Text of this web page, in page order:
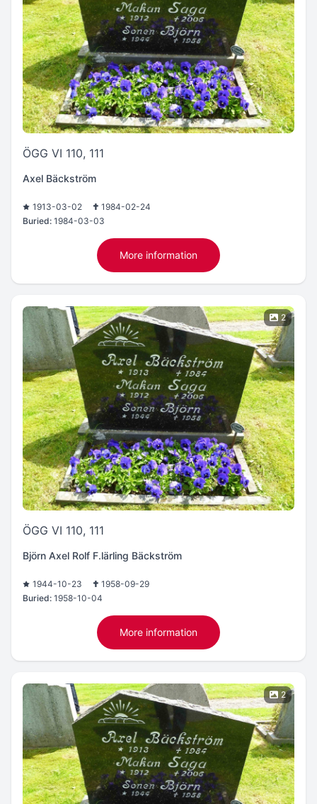
ÖGG VI 110, 111
Axel Bäckström
1913-03-02
1984-02-24
Buried: 1984-03-03
More information
2
ÖGG VI 110, 111
Björn Axel Rolf F.lärling Bäckström
1944-10-23
1958-09-29
Buried: 1958-10-04
More information
2